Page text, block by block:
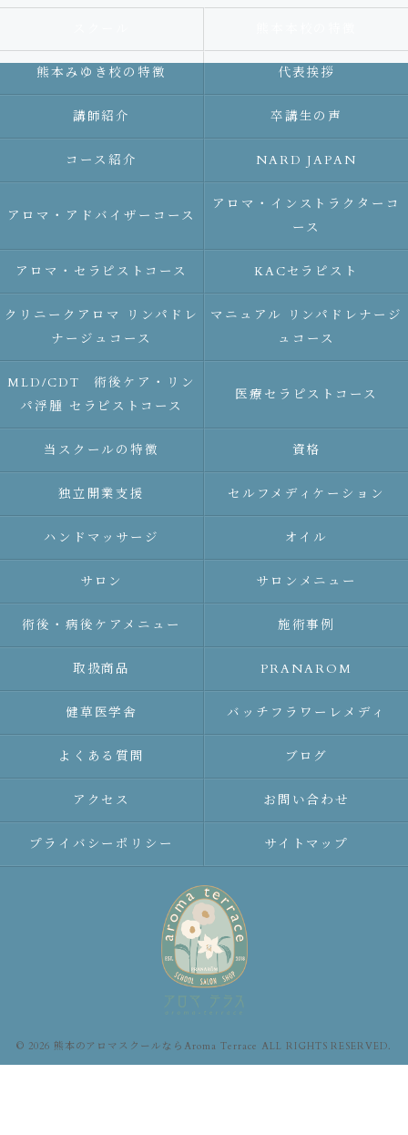
熊本みゆき校の特徴 代表挨拶
講師紹介 卒講生の声
コース紹介 NARD JAPAN
アロマ・アドバイザーコース
アロマ・インストラクターコ
ース
アロマ・セラピストコース KACセラピスト
クリニークアロマ リンパドレ
ナージュコース
マニュアル リンパドレナージ
ュコース
MLD/CDT 術後ケア・リン
パ浮腫 セラピストコース
医療セラピストコース
当スクールの特徴 資格
独立開業支援 セルフメディケーション
ハンドマッサージ オイル
サロン サロンメニュー
術後・病後ケアメニュー 施術事例
取扱商品 PRANAROM
健草医学舎 バッチフラワーレメディ
よくある質問 ブログ
アクセス お問い合わせ
プライバシーポリシー サイトマップ
© 2026 熊本のアロマスクールならAroma Terrace ALL RIGHTS RESERVED.